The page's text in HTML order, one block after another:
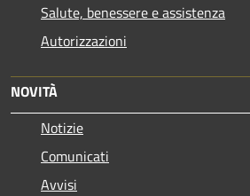
Salute, benessere e assistenza
Autorizzazioni
NOVITÀ
Notizie
Comunicati
Avvisi